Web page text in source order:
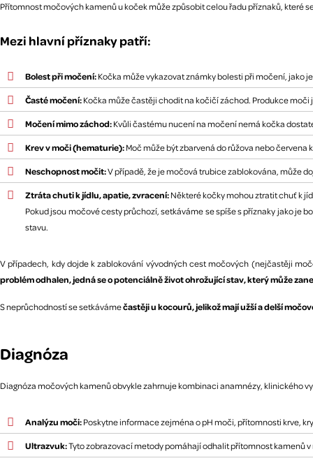
Přítomnost močových kamenů u koček může způsobit celou řadu příznaků, které
Mezi hlavní příznaky patří:
Bolest při močení:Kočka může vykazovat známky bolesti při močení, jako
Časté močení:Kočka může častěji chodit na kočičí záchod. Produkce
Močení mimo záchod:Kvůli častému nucení na močení nemá kočka
Krev v moči (hematurie):Moč může být zbarvená do růžova nebo
Neschopnost močit:V případě, že je močová trubice zablokována, může
Ztráta chuti k jídlu, apatie, zvracení:Některé kočky mohou ztratit chuť k
Pokud jsou močové cesty průchozí, setkáváme se spíše s příznaky jako
stavu.
V případech, kdy dojde k zablokování vývodných cest močových (nejčastěji
problém odhalen, jedná se o potenciálně život ohrožující stav, který může
S neprůchodností se setkávámečastěji u kocourů, jelikož mají užší a delší
Diagnóza
Diagnóza močových kamenů obvykle zahrnuje kombinaci anamnézy, klinického
Analýzu moči:Poskytne informace zejména o pH moči, přítomnosti krve,
Ultrazvuk:Tyto zobrazovací metody pomáhají odhalit přítomnost kamenů